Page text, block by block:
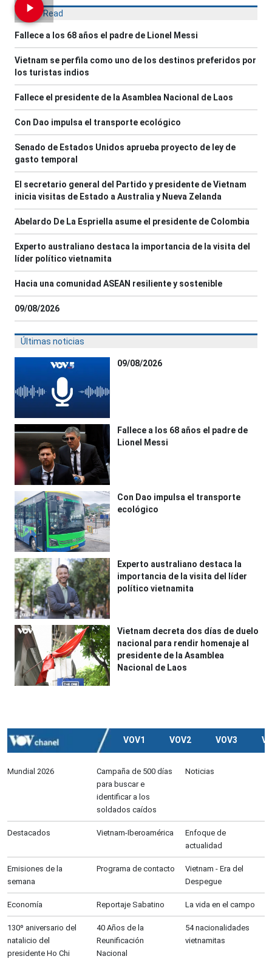
Most Read
Fallece a los 68 años el padre de Lionel Messi
Vietnam se perfila como uno de los destinos preferidos por
los turistas indios
Fallece el presidente de la Asamblea Nacional de Laos
Con Dao impulsa el transporte ecológico
Senado de Estados Unidos aprueba proyecto de ley de
gasto temporal
El secretario general del Partido y presidente de Vietnam
inicia visitas de Estado a Australia y Nueva Zelanda
Abelardo De La Espriella asume el presidente de Colombia
Experto australiano destaca la importancia de la visita del
líder político vietnamita
Hacia una comunidad ASEAN resiliente y sostenible
09/08/2026
Últimas noticias
09/08/2026
Fallece a los 68 años el padre de
Lionel Messi
Con Dao impulsa el transporte
ecológico
Experto australiano destaca la
importancia de la visita del líder
político vietnamita
Vietnam decreta dos días de duelo
nacional para rendir homenaje al
presidente de la Asamblea
Nacional de Laos
VOV1 VOV2 VOV3
Mundial 2026
Campaña de 500 días
para buscar e
identificar a los
soldados caídos
Noticias
Destacados Vietnam-Iberoamérica
Enfoque de
actualidad
Emisiones de la
semana
Programa de contacto
Vietnam - Era del
Despegue
Economía Reportaje Sabatino La vida en el campo
130º aniversario del
natalicio del
presidente Ho Chi
40 Años de la
Reunificación
Nacional
54 nacionalidades
vietnamitas